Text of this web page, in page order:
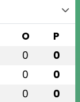
O P
0 0
0 0
0 0